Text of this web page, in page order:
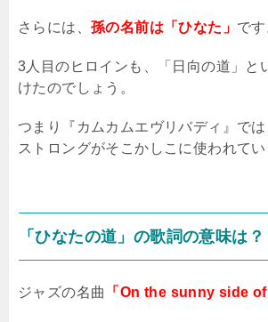
さらには、 孫の名前は 「ひなた」 です
3人目のヒロインも、「日向の道」と
けたのでしょう。
つまり『カムカムエヴリバディ』で
ストロングがそこかしこに使われてい
「ひなたの道」の歌詞の意味は？
ジャズの名曲 「On the sunny side